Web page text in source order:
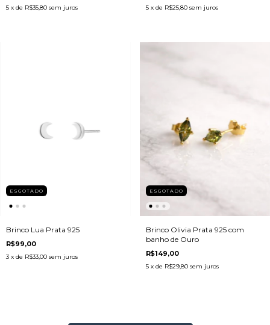
5 x de R$35,80 sem juros 5 x de R$25,80 sem juros
ESGOTADO
Brinco Lua Prata 925
R$99,00
3 x de R$33,00 sem juros
ESGOTADO
Brinco Olivia Prata 925 com
banho de Ouro
R$149,00
5 x de R$29,80 sem juros